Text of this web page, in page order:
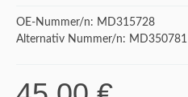
OE-Nummer/n: MD315728
Alternativ Nummer/n: MD350781